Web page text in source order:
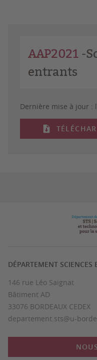
AAP2021 -
entrants
Dernière mise à jour :
DÉPARTEMENT
146 rue Léo Saignat
Bâtiment AD
33076 BORDEAUX CEDEX
departement.sts@u-